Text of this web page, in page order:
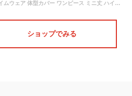
水着 スイムウェア 体型カバー ワンピース ミニ丈 ハイネック パッド付き フリル Aライン 胸元 谷間 盛れる 大人可愛い カジュアル ナチュラル レトロ 華やか おしゃれ 女っぽ ラブリー キュート 柄 学生 10代 20代 30代 ブルー ネイビー ベージュ ホワイト M L XL 2XL
ショップでみる